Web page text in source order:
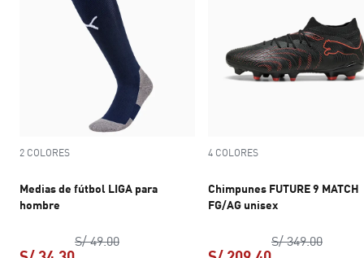
2 COLORES
Medias de fútbol LIGA para
hombre
S/ 49.00precio original S/ 49.00
4 COLORES
Chimpunes FUTURE 9 MATCH
FG/AG unisex
S/ 349.00precio